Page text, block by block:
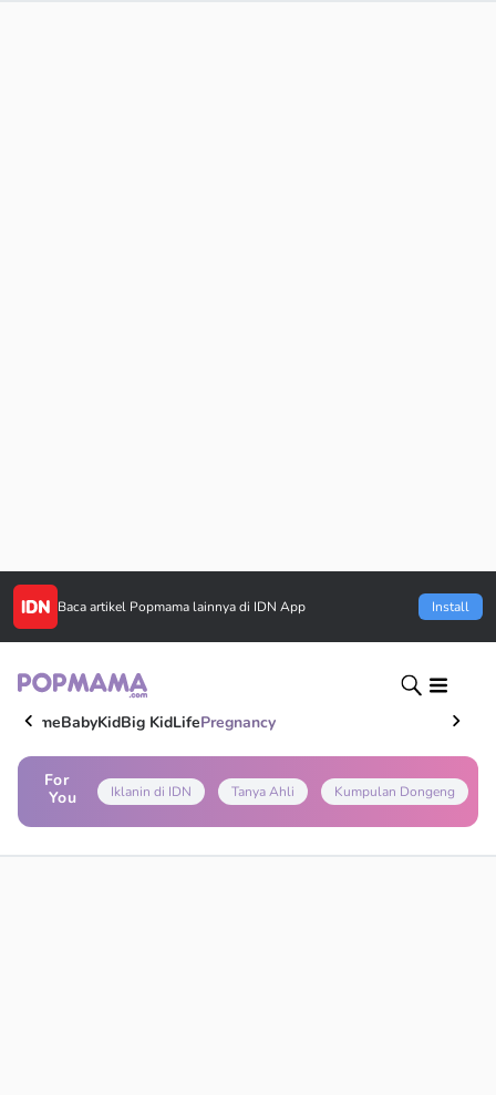
Baca artikel Popmama lainnya di IDN App Install
HomeBabyKidBig KidLifePregnancy
For
You
Iklanin di IDN Tanya Ahli Kumpulan Dongeng